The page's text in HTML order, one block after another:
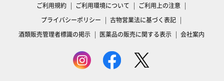
ご利用規約 ご利用環境について
ご利用上の注意
プライバシーポリシー
古物営業法に基づく表記
酒類販売管理者標識の掲示
医薬品の販売に関する表示 会社案内